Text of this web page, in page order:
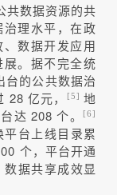
共数据资源的共
理水平，在政
数据开发应用
。据不完全统
台的公共数据治
亿元，
[5]地
达 208 个。
[6]
台上线目录累
个，平台开通
据共享成效显